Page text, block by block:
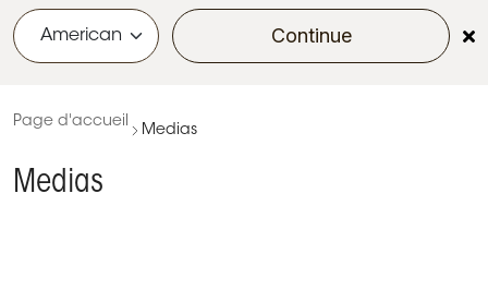
Continue
Page d'accueil
Medias
Medias